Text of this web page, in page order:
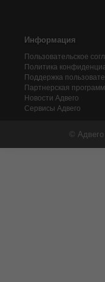
Информация
Пользовательское
Политика
Поддержка
Партнерская
Новости Адвего
Сервисы Адвего
©